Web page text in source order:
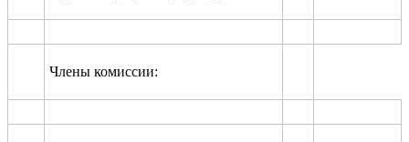
Члены комиссии: